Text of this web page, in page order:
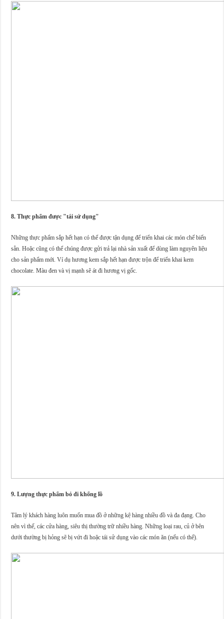
8. Thực phẩm được "tái sử dụng"
Những thực phẩm sắp hết hạn có thể được tận dụng để triển khai các món chế biến
sẵn. Hoặc cũng có thể chúng được gửi trả lại nhà sản xuất để dùng làm nguyên liệu
cho sản phẩm mới. Ví dụ hương kem sắp hết hạn được trộn để triển khai kem
chocolate. Màu đen và vị mạnh sẽ át đi hương vị gốc.
9. Lượng thực phẩm bỏ đi khổng lồ
Tâm lý khách hàng luôn muốn mua đồ ở những kệ hàng nhiều đồ và đa đạng. Cho
nên vì thế, các cửa hàng, siêu thị thường trữ nhiều hàng. Những loại rau, củ ở bên
dưới thường bị hỏng sẽ bị vứt đi hoặc tái sử dụng vào các món ăn (nếu có thể).